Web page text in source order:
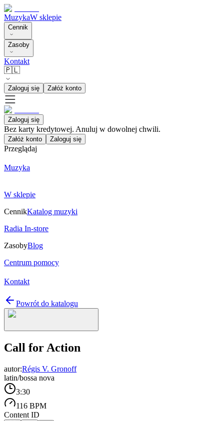
MuzykaW sklepie
Cennik
Zasoby
Kontakt
🇵🇱
Zaloguj się Załóż konto
Zaloguj się
Bez karty kredytowej. Anuluj w dowolnej chwili.
Załóż konto Zaloguj się
Przeglądaj
Muzyka
W sklepie
CennikKatalog muzyki
Radia In-store
ZasobyBlog
Centrum pomocy
Kontakt
Powrót do katalogu
Call for Action
autor:Régis V. Gronoff
latin/bossa nova
3:30
116 BPM
Content ID